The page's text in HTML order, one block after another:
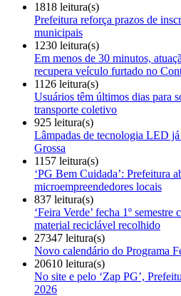
1818 leitura(s)
Prefeitura reforça prazos de
municipais
1230 leitura(s)
Em menos de 30 minutos,
recupera veículo furtado no
1126 leitura(s)
Usuários têm últimos dias para
transporte coletivo
925 leitura(s)
Lâmpadas de tecnologia LED
Grossa
1157 leitura(s)
‘PG Bem Cuidada’: Prefeitura
microempreendedores locais
837 leitura(s)
‘Feira Verde’ fecha 1º
material reciclável recolhido
27347 leitura(s)
Novo calendário do Programa
20610 leitura(s)
No site e pelo ‘Zap PG’,
2026